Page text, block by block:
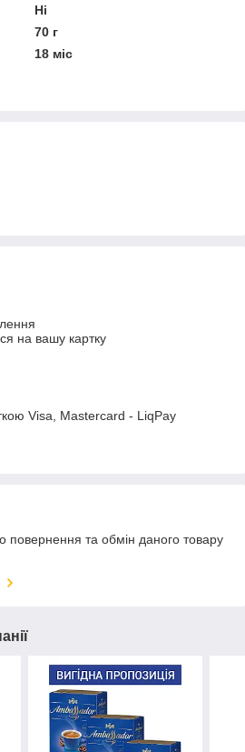
Ні
70 г
18 міс
на вашу картку
Visa, Mastercard - LiqPay
та обмін даного товару